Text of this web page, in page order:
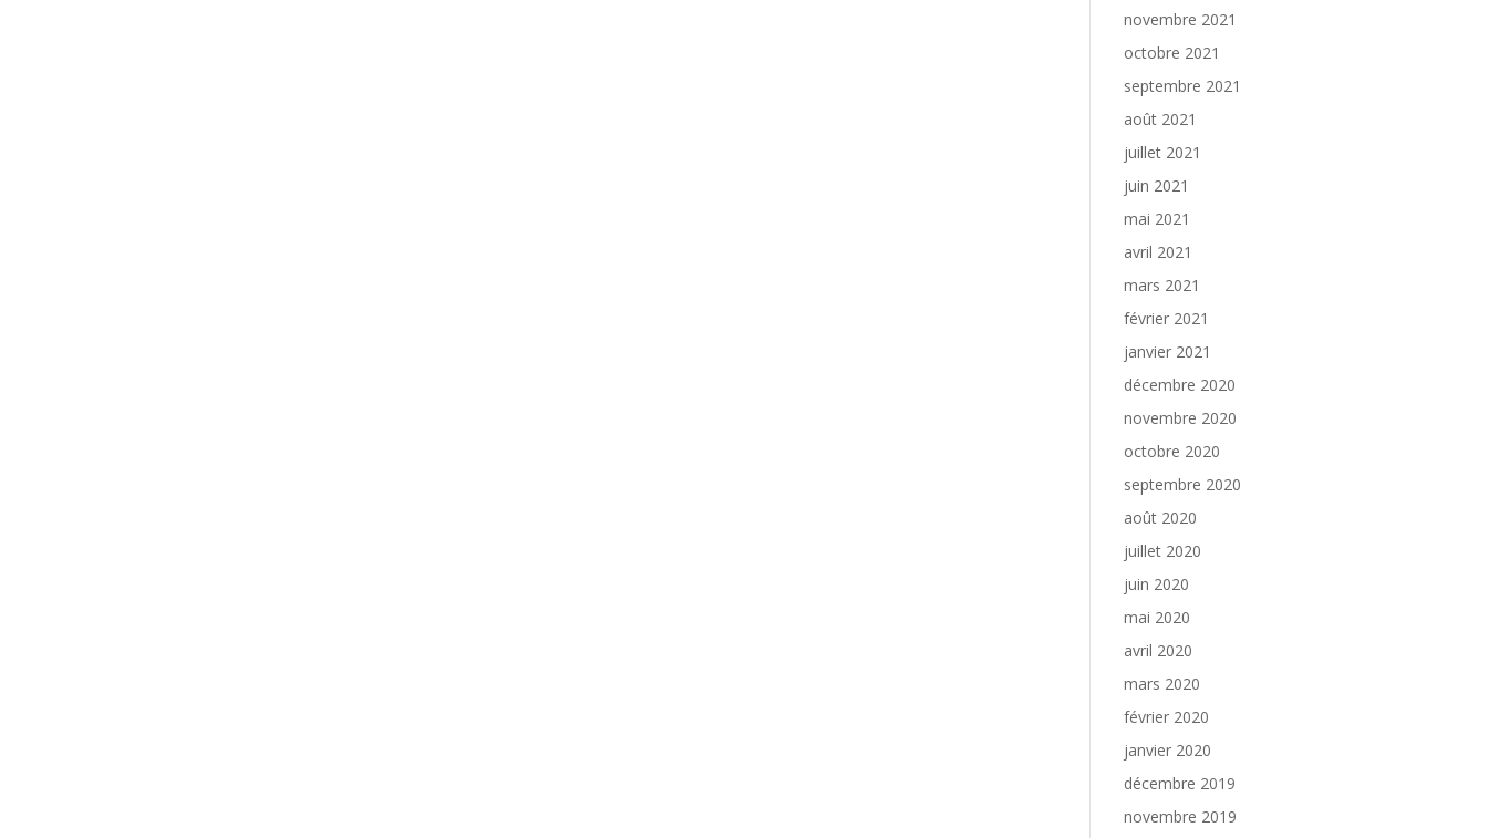
novembre 2021
octobre 2021
septembre 2021
août 2021
juillet 2021
juin 2021
mai 2021
avril 2021
mars 2021
février 2021
janvier 2021
décembre 2020
novembre 2020
octobre 2020
septembre 2020
août 2020
juillet 2020
juin 2020
mai 2020
avril 2020
mars 2020
février 2020
janvier 2020
décembre 2019
novembre 2019